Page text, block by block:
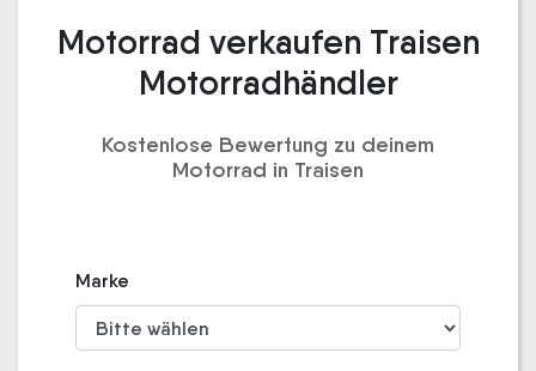
Motorrad verkaufen Traisen
Motorradhändler
Kostenlose Bewertung zu deinem
Motorrad in Traisen
Marke